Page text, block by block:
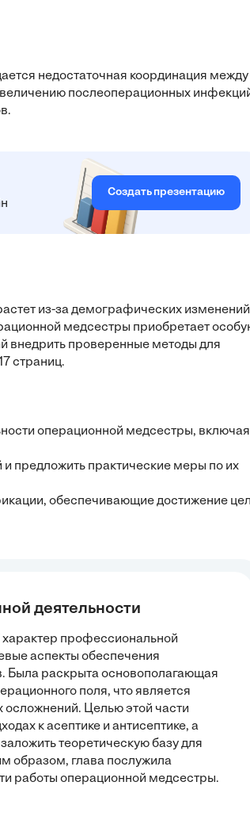
недостаточная координация между
послеоперационных
Создать презентацию
из-за демографических
медсестры приобретает
внедрить проверенные методы для
страниц.
операционной медсестры, включая
предложить практические меры по их
обеспечивающие достижение
деятельности
профессиональной
аспекты обеспечения
Была раскрыта основополагающая
поля, что является
Целью этой части
к асептике и антисептике, а
теоретическую базу для
образом, глава послужила
работы операционной медсестры.